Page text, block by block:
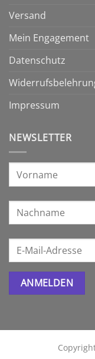
Versand
Mein Engagement
Datenschutz
Impressum
NEWSLETTER